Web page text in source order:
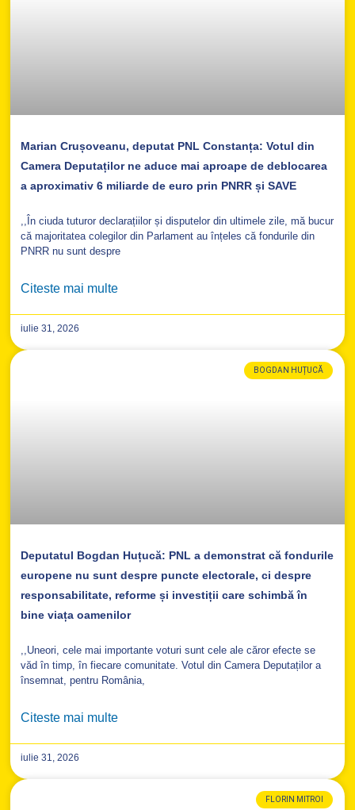
Marian Crușoveanu, deputat PNL Constanța: Votul din
Camera Deputaților ne aduce mai aproape de deblocarea
a aproximativ 6 miliarde de euro prin PNRR și SAVE
,,În ciuda tuturor declarațiilor și disputelor din ultimele zile, mă bucur
că majoritatea colegilor din Parlament au înțeles că fondurile din
PNRR nu sunt despre
Citeste mai multe
iulie 31, 2026
BOGDAN HUȚUCĂ
Deputatul Bogdan Huțucă: PNL a demonstrat că fondurile
europene nu sunt despre puncte electorale, ci despre
responsabilitate, reforme și investiții care schimbă în
bine viața oamenilor
,,Uneori, cele mai importante voturi sunt cele ale căror efecte se
văd în timp, în fiecare comunitate. Votul din Camera Deputaților a
însemnat, pentru România,
Citeste mai multe
iulie 31, 2026
FLORIN MITROI